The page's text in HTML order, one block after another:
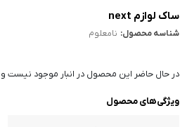
ساک لوازم next
شناسه محصول: نامعلوم
در حال حاضر این محصول در انبار موجود نیست
ویژگی‌های محصول